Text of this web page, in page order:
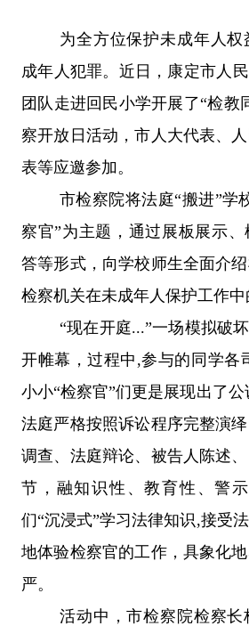
为全方位保护未成年人
成年人犯罪。近日，康定市人
团队走进回民小学开展了“检教
察开放日活动，市人大代表、
表等应邀参加。
市检察院将法庭“搬进”学
察官”为主题，通过展板展示
答等形式，向学校师生全面介
检察机关在未成年人保护工作中
“现在开庭...”一场模拟破
开帷幕，过程中,参与的同学各
小小“检察官”们更是展现出了
法庭严格按照诉讼程序完整演
调查、法庭辩论、被告人陈述
节，融知识性、教育性、警
们“沉浸式”学习法律知识,接受
地体验检察官的工作，具象化
严。
活动中，市检察院检察长